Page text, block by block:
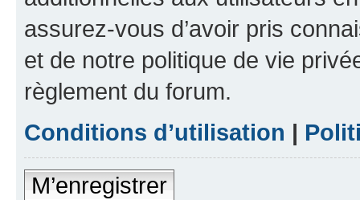
assurez-vous d’avoir pris
et de notre politique de vie
règlement du forum.
Conditions d’utilisation |
M’enregistrer